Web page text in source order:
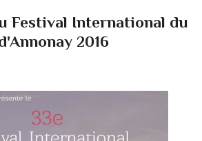
Festival International du
2016